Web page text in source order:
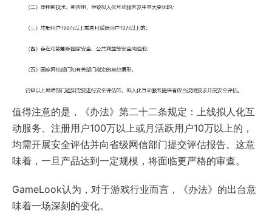
值得注意的是，《办法》第二十二条规定：上线拟人化互
动服务、注册用户100万以上或月活跃用户10万以上的，
均需开展安全评估并向省级网信部门提交评估报告。这意
味着，一旦产品达到一定规模，将面临更严格的审查。
GameLook认为，对于游戏行业而言，《办法》的出台意
味着一场深刻的变化。